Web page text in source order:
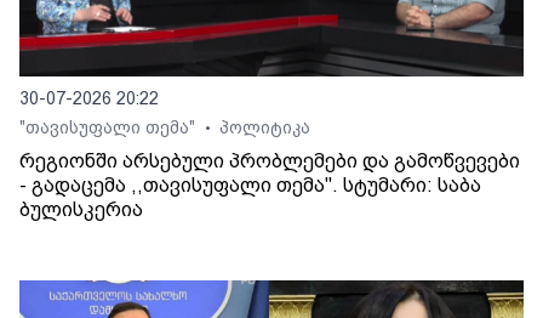
30-07-2026 20:22
"თავისუფალი თემა"
• პოლიტიკა
რეგიონში არსებული პრობლემები და გამოწვევები
- გადაცემა ,,თავისუფალი თემა". სტუმარი: საბა
ბულისკერია